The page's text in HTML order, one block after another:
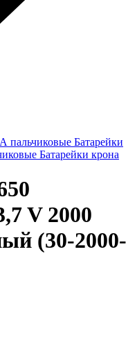
пальчиковые Батарейки
Батарейки крона
V 2000
(30-2000-